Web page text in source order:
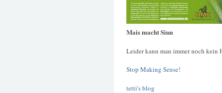
Mais macht Sinn
Leider kann man immer noch kein
Stop Making Sense!
tetti's blog